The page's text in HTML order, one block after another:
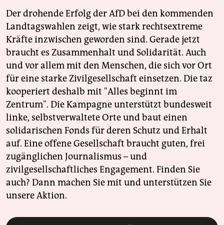
Der drohende Erfolg der AfD bei den kommenden
Landtagswahlen zeigt, wie stark rechtsextreme
Kräfte inzwischen geworden sind. Gerade jetzt
braucht es Zusammenhalt und Solidarität. Auch
und vor allem mit den Menschen, die sich vor Ort
für eine starke Zivilgesellschaft einsetzen. Die taz
kooperiert deshalb mit "Alles beginnt im
Zentrum". Die Kampagne unterstützt bundesweit
linke, selbstverwaltete Orte und baut einen
solidarischen Fonds für deren Schutz und Erhalt
auf. Eine offene Gesellschaft braucht guten, frei
zugänglichen Journalismus – und
zivilgesellschaftliches Engagement. Finden Sie
auch? Dann machen Sie mit und unterstützen Sie
unsere Aktion.